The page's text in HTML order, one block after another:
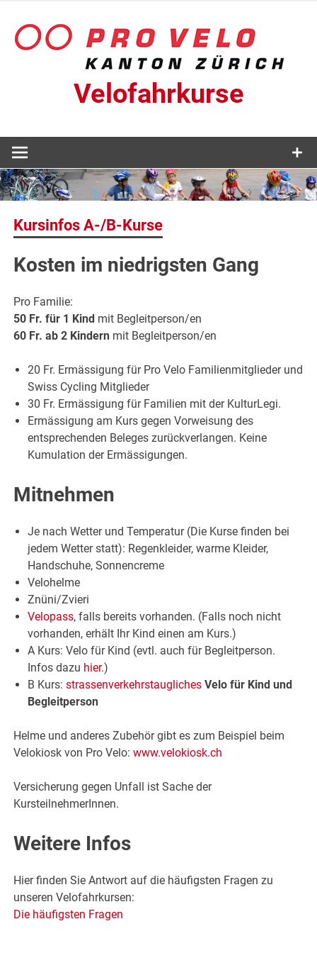
Inhalt
springen
Velofahrkurse
Kursinfos A-/B-Kurse
Kosten im niedrigsten Gang
Pro Familie:
50 Fr. für 1 Kind mit Begleitperson/en
60 Fr. ab 2 Kindern mit Begleitperson/en
20 Fr. Ermässigung für Pro Velo Familienmitglieder und
Swiss Cycling Mitglieder
30 Fr. Ermässigung für Familien mit der KulturLegi.
Ermässigung am Kurs gegen Vorweisung des
entsprechenden Beleges zurückverlangen. Keine
Kumulation der Ermässigungen.
Mitnehmen
Je nach Wetter und Temperatur (Die Kurse finden bei
jedem Wetter statt): Regenkleider, warme Kleider,
Handschuhe, Sonnencreme
Velohelme
Znüni/Zvieri
Velopass, falls bereits vorhanden. (Falls noch nicht
vorhanden, erhält Ihr Kind einen am Kurs.)
A Kurs: Velo für Kind (evtl. auch für Begleitperson.
Infos dazu hier.)
B Kurs:strassenverkehrstaugliches Velo für Kind und
Begleitperson
Helme und anderes Zubehör gibt es zum Beispiel beim
Velokiosk von Pro Velo:www.velokiosk.ch
Versicherung gegen Unfall ist Sache der
KursteilnehmerInnen.
Weitere Infos
Hier finden Sie Antwort auf die häufigsten Fragen zu
unseren Velofahrkursen:
Die häufigsten Fragen